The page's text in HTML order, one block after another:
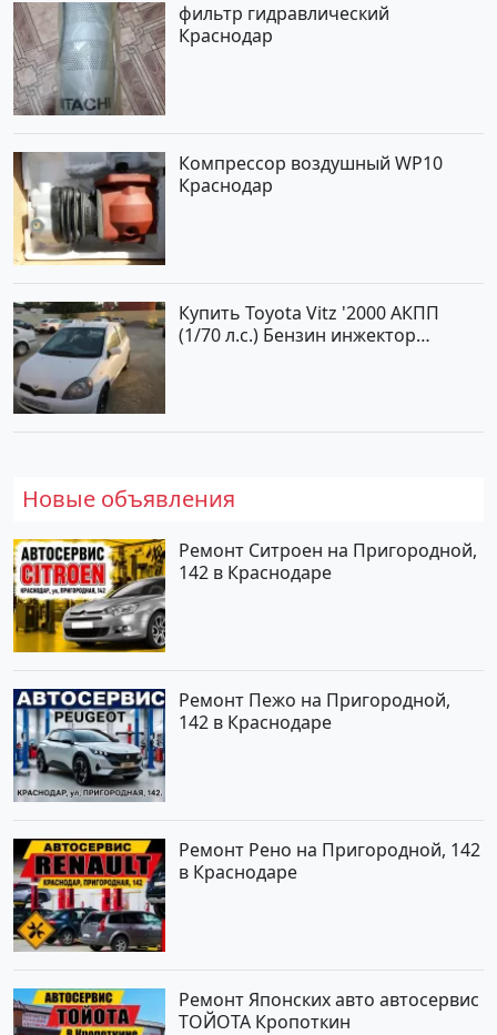
фильтр гидравлический
Краснодар
Компрессор воздушный WP10
Краснодар
Купить Toyota Vitz '2000 АКПП
(1/70 л.с.) Бензин инжектор
Новые объявления
Ремонт Ситроен на Пригородной,
142 в Краснодаре
Ремонт Пежо на Пригородной,
142 в Краснодаре
Ремонт Рено на Пригородной, 142
в Краснодаре
Ремонт Японских авто автосервис
ТОЙОТА Кропоткин